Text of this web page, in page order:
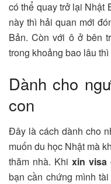
có thể quay trở lại Nhật
này thì hải quan mới
Bản. Còn với ô ở bên
trong khoảng bao lâu
Dành cho
con
Đây là cách dành cho
muốn du học Nhật mà
thăm nhà. Khixin visa
bạn cần chứng mình